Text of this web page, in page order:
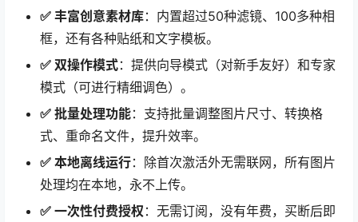
✅ 丰富创意素材库：内置超过50种滤镜、100多种相
框，还有各种贴纸和文字模板。
✅ 双操作模式：提供向导模式（对新手友好）和专家
模式（可进行精细调色）。
✅ 批量处理功能：支持批量调整图片尺寸、转换格
式、重命名文件，提升效率。
✅ 本地离线运行：除首次激活外无需联网，所有图片
处理均在本地，永不上传。
✅ 一次性付费授权 ：无需订阅，没有年费，买断后即